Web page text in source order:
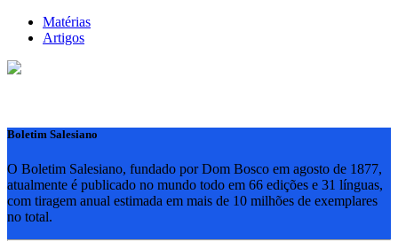
Matérias
Artigos
Boletim Salesiano
O Boletim Salesiano, fundado por Dom Bosco em agosto de 1877,
atualmente é publicado no mundo todo em 66 edições e 31 línguas,
com tiragem anual estimada em mais de 10 milhões de exemplares
no total.